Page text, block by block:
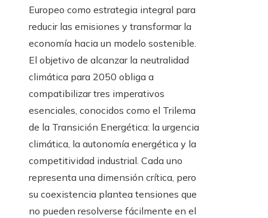
Europeo como estrategia integral para
reducir las emisiones y transformar la
economía hacia un modelo sostenible.
El objetivo de alcanzar la neutralidad
climática para 2050 obliga a
compatibilizar tres imperativos
esenciales, conocidos como el Trilema
de la Transición Energética: la urgencia
climática, la autonomía energética y la
competitividad industrial. Cada uno
representa una dimensión crítica, pero
su coexistencia plantea tensiones que
no pueden resolverse fácilmente en el